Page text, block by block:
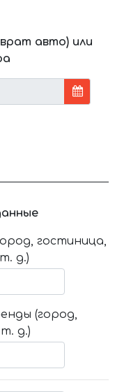
авто) или
гостиница,
д.)
(город,
д.)